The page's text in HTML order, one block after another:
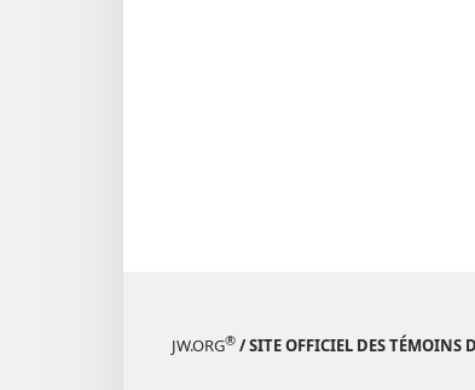
JW.ORG® / SITE OFFICIEL DES TÉMOINS